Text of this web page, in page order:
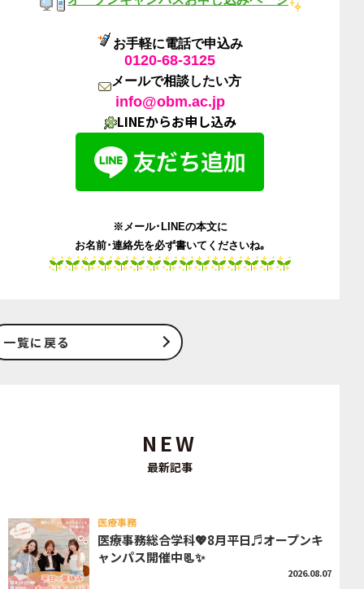
NEW
最新記事
医療事務
医療事務総合学科💖8月平日♬オープンキ
ャンパス開催中📃✨
2026.08.07
お手軽に電話で申込み
0120-68-3125
メールで相談したい方
info@obm.ac.jp
LINEからお申し込み
※メール･LINEの本文に
お名前･連絡先を必ず書いてくださいね｡
一覧に戻る